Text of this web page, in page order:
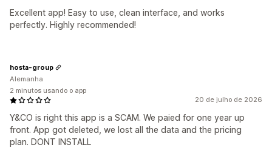
Excellent app! Easy to use, clean interface, and works
perfectly. Highly recommended!
20 de julho de 2026
Y&CO is right this app is a SCAM. We paied for one year up
front. App got deleted, we lost all the data and the pricing
plan. DONT INSTALL
hosta-group
Alemanha
2 minutos usando o app